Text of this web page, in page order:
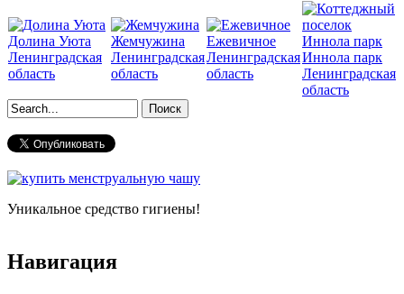
Долина Уюта
Ленинградская
область
Жемчужина
Ленинградская
область
Ежевичное
Ленинградская
область
Иннола парк
Ленинградская
область
Форма поиска
Уникальное средство гигиены!
Навигация